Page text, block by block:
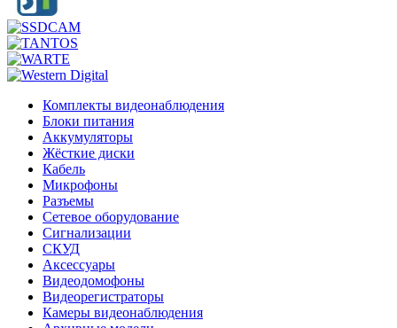
Комплекты видеонаблюдения
Блоки питания
Аккумуляторы
Жёсткие диски
Кабель
Микрофоны
Разъемы
Сетевое оборудование
Сигнализации
СКУД
Аксессуары
Видеодомофоны
Видеорегистраторы
Камеры видеонаблюдения